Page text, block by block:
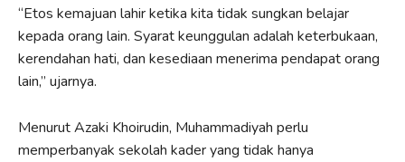
“Etos kemajuan lahir ketika kita tidak sungkan belajar
kepada orang lain. Syarat keunggulan adalah keterbukaan,
kerendahan hati, dan kesediaan menerima pendapat orang
lain,” ujarnya.
Menurut Azaki Khoirudin, Muhammadiyah perlu
memperbanyak sekolah kader yang tidak hanya